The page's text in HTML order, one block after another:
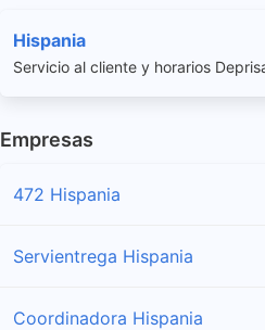
Hispania
Servicio al cliente y horarios
Empresas
472 Hispania
Servientrega Hispania
Coordinadora Hispania